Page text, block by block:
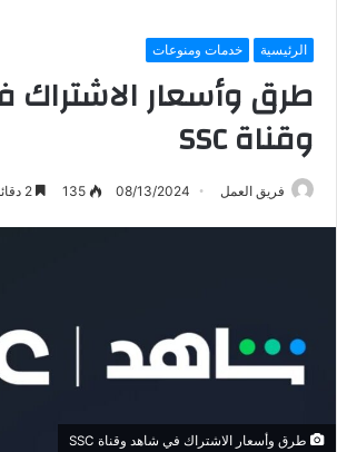
الرئيسية خدمات ومنوعات
طرق وأسعار
وقناة SSC
فريق العمل 08/13/2024
135
طرق وأسعار الاشتراك في شاهد وقناة SSC